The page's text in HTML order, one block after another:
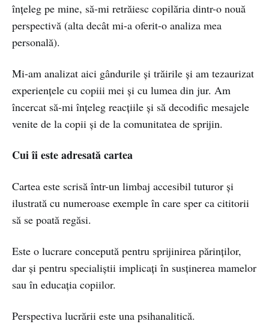
înțeleg pe mine, să-mi retrăiesc copilăria dintr-o nouă
perspectivă (alta decât mi-a oferit-o analiza mea
personală).
Mi-am analizat aici gândurile și trăirile și am tezaurizat
experiențele cu copiii mei și cu lumea din jur. Am
încercat să-mi înțeleg reacțiile și să decodific mesajele
venite de la copii și de la comunitatea de sprijin.
Cui îi este adresată cartea
Cartea este scrisă într-un limbaj accesibil tuturor și
ilustrată cu numeroase exemple în care sper ca cititorii
să se poată regăsi.
Este o lucrare concepută pentru sprijinirea părinților,
dar și pentru specialiștii implicați în susținerea mamelor
sau în educația copiilor.
Perspectiva lucrării este una psihanalitică.